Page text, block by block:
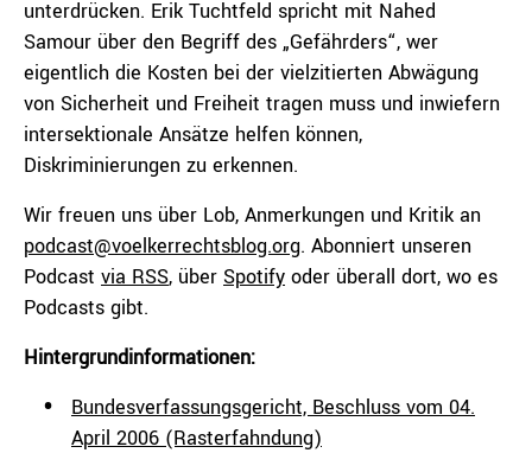
unterdrücken. Erik Tuchtfeld spricht mit Nahed
Samour über den Begriff des „Gefährders“, wer
eigentlich die Kosten bei der vielzitierten Abwägung
von Sicherheit und Freiheit tragen muss und inwiefern
intersektionale Ansätze helfen können,
Diskriminierungen zu erkennen.
Wir freuen uns über Lob, Anmerkungen und Kritik an
podcast@voelkerrechtsblog.org. Abonniert unseren
Podcast via RSS, über Spotify oder überall dort, wo es
Podcasts gibt.
Hintergrundinformationen:
Bundesverfassungsgericht, Beschluss vom 04.
April 2006 (Rasterfahndung)